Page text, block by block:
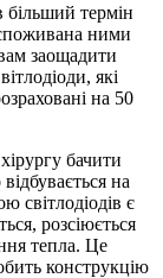
більший термін
ними
заощадити
які
на 50
бачити
на
світлодіодів є
розсіюється
тепла. Це
конструкцію